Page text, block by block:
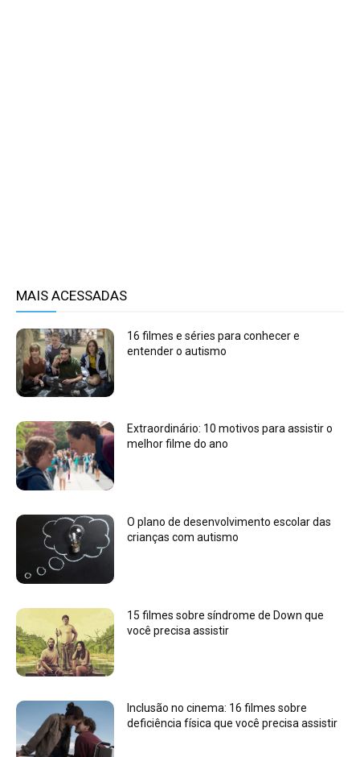
MAIS ACESSADAS
16 filmes e séries para conhecer e
entender o autismo
Extraordinário: 10 motivos para assistir o
melhor filme do ano
O plano de desenvolvimento escolar das
crianças com autismo
15 filmes sobre síndrome de Down que
você precisa assistir
Inclusão no cinema: 16 filmes sobre
deficiência física que você precisa assistir